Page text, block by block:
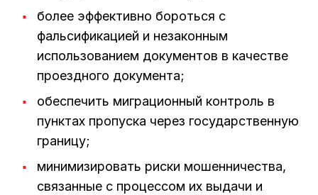
более эффективно бороться с
фальсификацией и незаконным
использованием документов в качестве
проездного документа;
обеспечить миграционный контроль в
пунктах пропуска через государственную
границу;
минимизировать риски мошенничества,
связанные с процессом их выдачи и